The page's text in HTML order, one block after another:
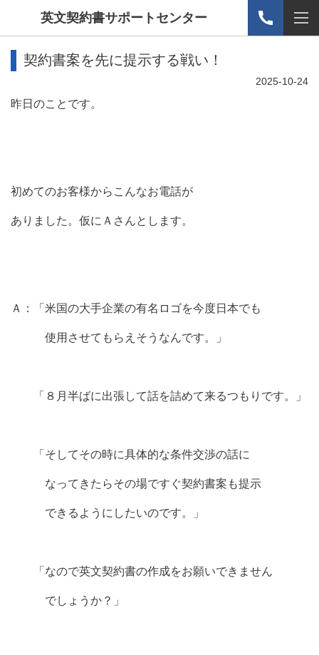
英文契約書サポートセンター
契約書案を先に提示する戦い！
2025-10-24
昨日のことです。
初めてのお客様からこんなお電話が
ありました。仮にＡさんとします。
Ａ：「米国の大手企業の有名ロゴを今度日本でも
使用させてもらえそうなんです。」
「８月半ばに出張して話を詰めて来るつもりです。」
「そしてその時に具体的な条件交渉の話に
なってきたらその場ですぐ契約書案も提示
できるようにしたいのです。」
「なので英文契約書の作成をお願いできません
でしょうか？」